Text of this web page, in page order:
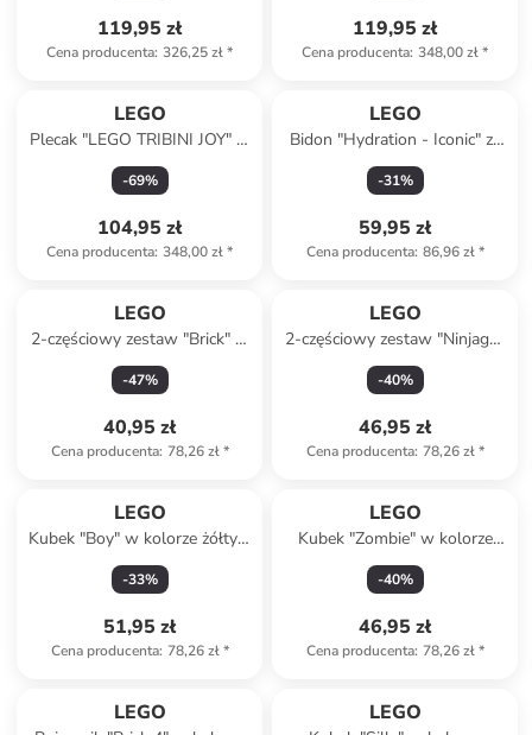
119,95 zł
Cena producenta: 326,25 zł*
119,95 zł
Cena producenta: 348,00 zł*
LEGO
Plecak "LEGO TRIBINI JOY" w
kolorze jasnoróżowym - 29 x
40 x 12 cm
-69%
104,95 zł
Cena producenta: 348,00 zł*
LEGO
Bidon "Hydration - Iconic" ze
wzorem - 500 ml
-31%
59,95 zł
Cena producenta: 86,96 zł*
LEGO
2-częściowy zestaw "Brick" w
kolorze żółtym na lunch
-47%
40,95 zł
Cena producenta: 78,26 zł*
LEGO
2-częściowy zestaw "Ninjago"
w kolorze zielonym na lunch
-40%
46,95 zł
Cena producenta: 78,26 zł*
LEGO
Kubek "Boy" w kolorze żółtym
- 255 ml
-33%
51,95 zł
Cena producenta: 78,26 zł*
LEGO
Kubek "Zombie" w kolorze
zielonym - 255 ml
-40%
46,95 zł
Cena producenta: 78,26 zł*
LEGO LEGO